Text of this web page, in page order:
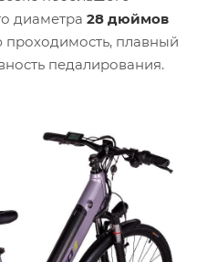
диаметра 28 дюймов
плавный
педалирования.